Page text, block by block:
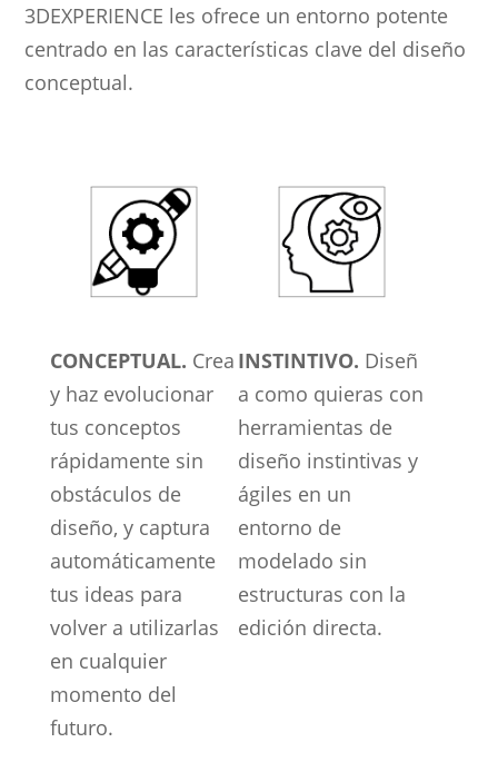
3DEXPERIENCE les ofrece un entorno potente
centrado en las características clave del diseño
conceptual.
CONCEPTUAL. Crea
y haz evolucionar
tus conceptos
rápidamente sin
obstáculos de
diseño, y captura
automáticamente
tus ideas para
volver a utilizarlas
en cualquier
momento del
futuro.
INSTINTIVO. Diseñ
a como quieras con
herramientas de
diseño instintivas y
ágiles en un
entorno de
modelado sin
estructuras con la
edición directa.